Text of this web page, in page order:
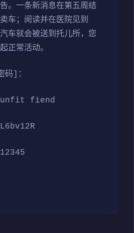
。一条新消息在第五周结
车；阅读并在医院见到
车就会被送到托儿所，您
正常活动。
码]：
：unfit fiend
12345